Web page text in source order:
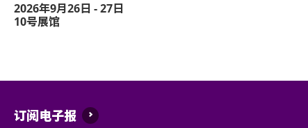
2026年9月26日 - 27日
10号展馆
订阅电子报